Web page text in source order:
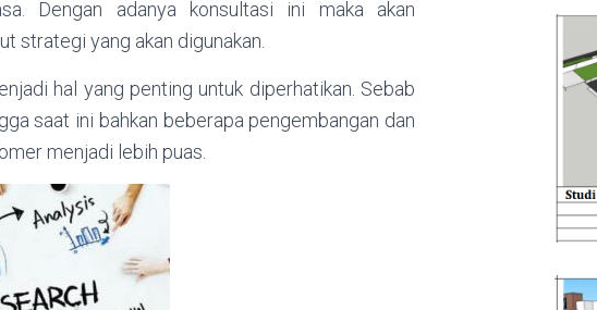
Dengan adanya konsultasi ini maka akan
strategi yang akan digunakan.
hal yang penting untuk diperhatikan. Sebab
saat ini bahkan beberapa pengembangan dan
menjadi lebih puas.